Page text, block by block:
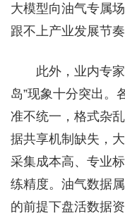
大模型向油气专属
跟不上产业发展节奏
此外，业内专
岛”现象十分突出。
准不统一，格式杂
据共享机制缺失，
采集成本高、专业
练精度。油气数据
的前提下盘活数据